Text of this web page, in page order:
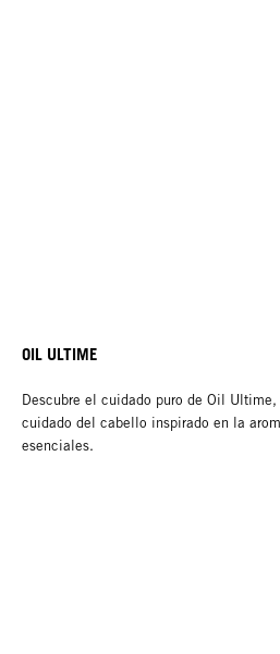
OIL ULTIME
Descubre el cuidado puro de Oil
cuidado del cabello inspirado en la
esenciales.